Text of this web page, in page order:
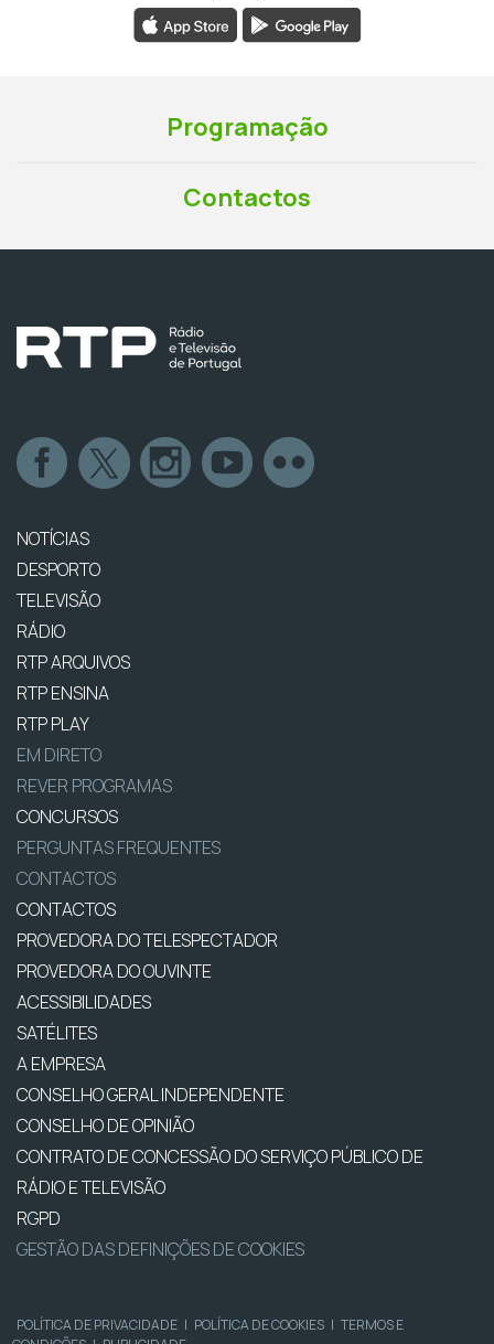
Programação
Contactos
NOTÍCIAS
DESPORTO
TELEVISÃO
RÁDIO
RTP ARQUIVOS
RTP ENSINA
RTP PLAY
EM DIRETO
REVER PROGRAMAS
CONCURSOS
PERGUNTAS FREQUENTES
CONTACTOS
CONTACTOS
PROVEDORA DO TELESPECTADOR
PROVEDORA DO OUVINTE
ACESSIBILIDADES
SATÉLITES
A EMPRESA
CONSELHO GERAL INDEPENDENTE
CONSELHO DE OPINIÃO
CONTRATO DE CONCESSÃO DO SERVIÇO PÚBLICO DE
RÁDIO E TELEVISÃO
RGPD
GESTÃO DAS DEFINIÇÕES DE COOKIES
POLÍTICA DE PRIVACIDADE | POLÍTICA DE COOKIES | TERMOS E